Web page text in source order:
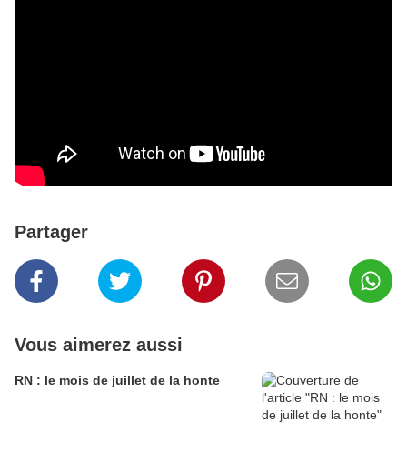
Partager
Vous aimerez aussi
RN : le mois de juillet de la honte